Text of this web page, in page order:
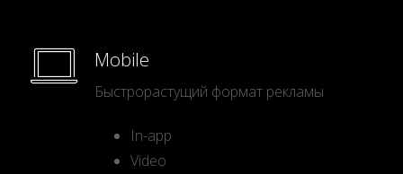
Mobile
Быстрорастущий формат рекламы
In-app
Video